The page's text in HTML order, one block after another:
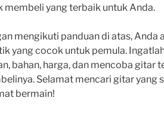
membeli yang terbaik untuk Anda.
mengikuti panduan di atas, Anda
yang cocok untuk pemula.
bahan, harga, dan mencoba gitar
Selamat mencari gitar yang
bermain!